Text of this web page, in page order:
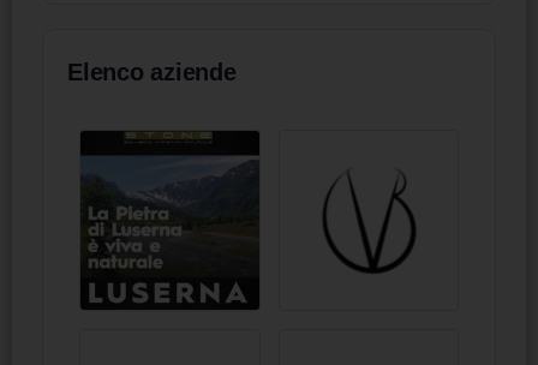
Elenco aziende